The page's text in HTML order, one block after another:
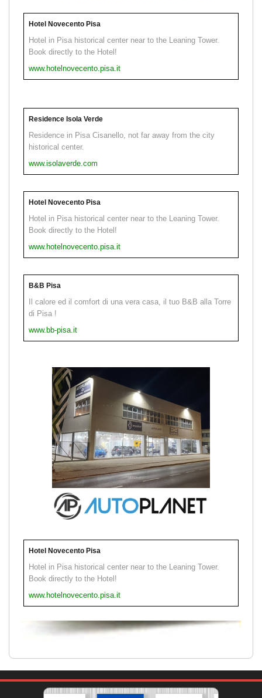
Hotel Novecento Pisa
Hotel in Pisa historical center near to the Leaning Tower.
Book directly to the Hotel!
www.hotelnovecento.pisa.it
Residence Isola Verde
Residence in Pisa Cisanello, not far away from the city
historical center.
www.isolaverde.com
Hotel Novecento Pisa
Hotel in Pisa historical center near to the Leaning Tower.
Book directly to the Hotel!
www.hotelnovecento.pisa.it
B&B Pisa
Il calore ed il comfort di una vera casa, il tuo B&B alla Torre
di Pisa !
www.bb-pisa.it
Hotel Novecento Pisa
Hotel in Pisa historical center near to the Leaning Tower.
Book directly to the Hotel!
www.hotelnovecento.pisa.it